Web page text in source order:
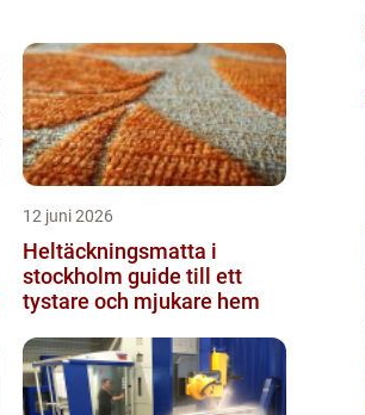
12 juni 2026
Heltäckningsmatta i
stockholm guide till ett
tystare och mjukare hem